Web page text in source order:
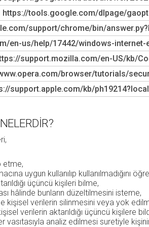
https://tools.google.com/dlpage/
support/chrome/bin/
en-us/help/17442/windows-internet-
support.mozilla.com/en-US/kb/
browser/tutorials/
support.apple.com/kb/
etme,
uygun kullanılıp kullanılmadığını
üçüncü kişileri bilme,
hâlinde bunların düzeltilmesini isteme,
verilerin silinmesini veya yok
verilerin aktarıldığı üçüncü kişilere
analiz edilmesi suretiyle